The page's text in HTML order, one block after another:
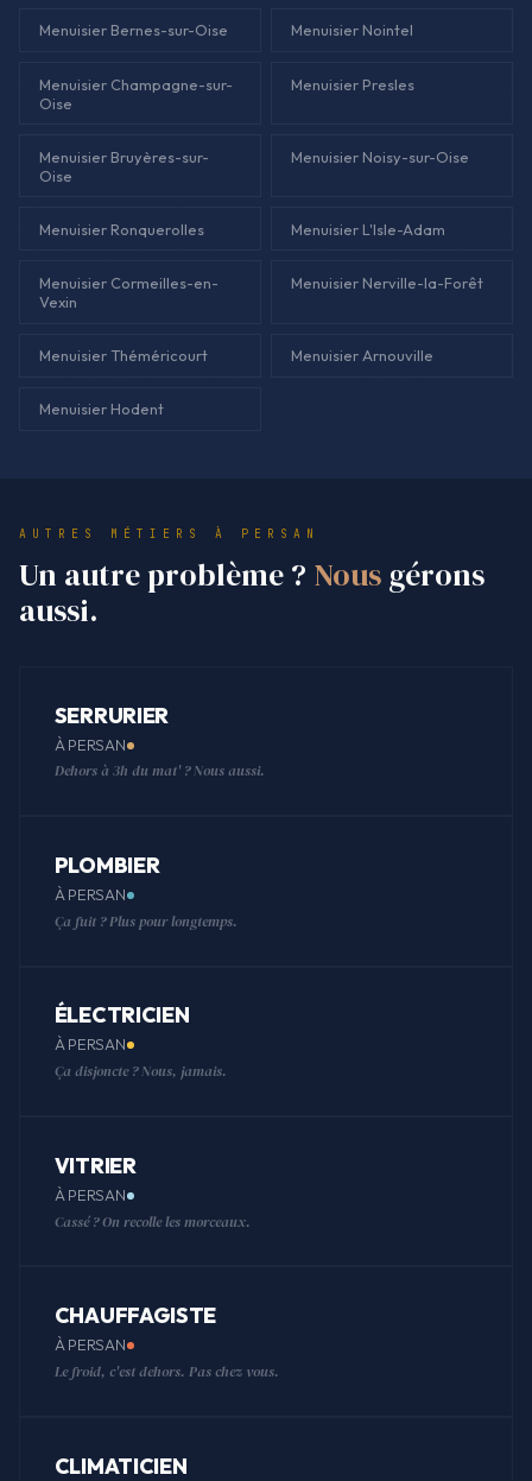
Menuisier Bernes-sur-Oise Menuisier Nointel
Menuisier Champagne-sur-
Oise
Menuisier Presles
Menuisier Bruyères-sur-
Oise
Menuisier Noisy-sur-Oise
Menuisier Ronquerolles Menuisier L'Isle-Adam
Menuisier Cormeilles-en-
Vexin
Menuisier Nerville-la-Forêt
Menuisier Théméricourt Menuisier Arnouville
Menuisier Hodent
AUTRES MÉTIERS À PERSAN
Un autre problème ? Nous gérons
aussi.
SERRURIER
À PERSAN
Dehors à 3h du mat' ? Nous aussi.
PLOMBIER
À PERSAN
Ça fuit ? Plus pour longtemps.
ÉLECTRICIEN
À PERSAN
Ça disjoncte ? Nous, jamais.
VITRIER
À PERSAN
Cassé ? On recolle les morceaux.
CHAUFFAGISTE
À PERSAN
Le froid, c'est dehors. Pas chez vous.
CLIMATICIEN